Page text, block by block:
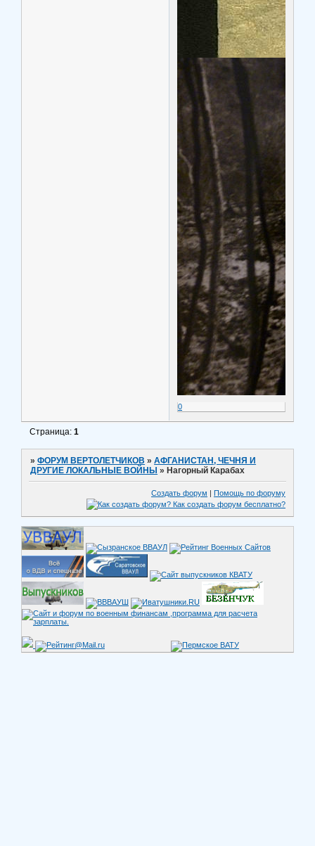
0
Страница:1
»ФОРУМ ВЕРТОЛЕТЧИКОВ »АФГАНИСТАН, ЧЕЧНЯ И
ДРУГИЕ ЛОКАЛЬНЫЕ ВОЙНЫ » Нагорный Карабах
Создать форум | Помощь по форуму